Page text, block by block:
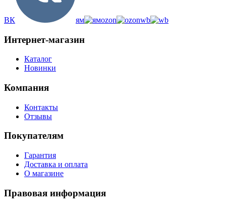
ВК ям ozon wb
Интернет-магазин
Каталог
Новинки
Компания
Контакты
Отзывы
Покупателям
Гарантия
Доставка и оплата
О магазине
Правовая информация